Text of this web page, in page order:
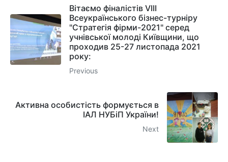
Вітаємо фіналістів VIІІ
Всеукраїнського бізнес-турніру
"Стратегія фірми-2021" серед
учнівської молоді Київщини, що
проходив 25-27 листопада 2021
року:
Previous
Активна особистість формується в
ІАЛ НУБіП України!
Next